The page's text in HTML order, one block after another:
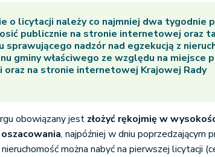
o licytacji należy co najmniej dwa tygodnie
publicznie na stronie internetowej oraz
sprawującego nadzór nad egzekucją z
gminy właściwego ze względu na miejsce
oraz na stronie internetowej Krajowej Rady
obowiązany jest złożyć rękojmię w
, najpóźniej w dniu poprzedzającym
można nabyć na pierwszej licytacji